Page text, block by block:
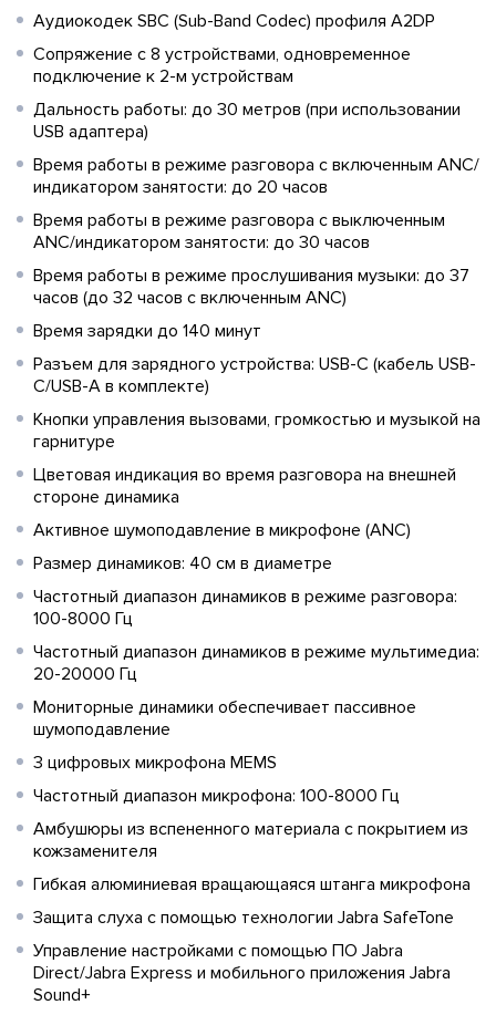
Аудиокодек SBC (Sub-Band Codec) профиля A2DP
Сопряжение с 8 устройствами, одновременное
подключение к 2-м устройствам
Дальность работы: до 30 метров (при использовании
USB адаптера)
Время работы в режиме разговора с включенным ANC/
индикатором занятости: до 20 часов
Время работы в режиме разговора с выключенным
ANC/индикатором занятости: до 30 часов
Время работы в режиме прослушивания музыки: до 37
часов (до 32 часов с включенным ANC)
Время зарядки до 140 минут
Разъем для зарядного устройства: USB-C (кабель USB-
C/USB-A в комплекте)
Кнопки управления вызовами, громкостью и музыкой на
гарнитуре
Цветовая индикация во время разговора на внешней
стороне динамика
Активное шумоподавление в микрофоне (ANC)
Размер динамиков: 40 см в диаметре
Частотный диапазон динамиков в режиме разговора:
100-8000 Гц
Частотный диапазон динамиков в режиме мультимедиа:
20-20000 Гц
Мониторные динамики обеспечивает пассивное
шумоподавление
3 цифровых микрофона MEMS
Частотный диапазон микрофона: 100-8000 Гц
Амбушюры из вспененного материала с покрытием из
кожзаменителя
Гибкая алюминиевая вращающаяся штанга микрофона
Защита слуха с помощью технологии Jabra SafeTone
Управление настройками с помощью ПО Jabra
Direct/Jabra Express и мобильного приложения Jabra
Sound+